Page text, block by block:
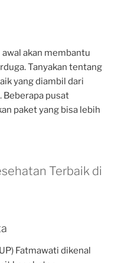
akan membantu
Tanyakan tentang
yang diambil dari
Beberapa pusat
paket yang bisa lebih
Terbaik di
Fatmawati dikenal